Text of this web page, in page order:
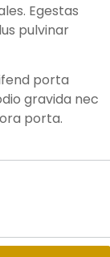
Egestas
pulvinar
porta
gravida nec
porta.